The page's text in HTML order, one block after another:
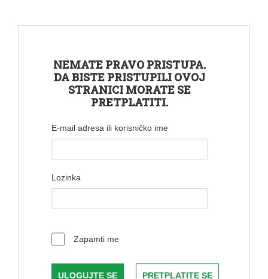
NEMATE PRAVO PRISTUPA.
DA BISTE PRISTUPILI OVOJ
STRANICI MORATE SE
PRETPLATITI.
E-mail adresa ili korisničko ime
Lozinka
Zapamti me
PRETPLATITE SE